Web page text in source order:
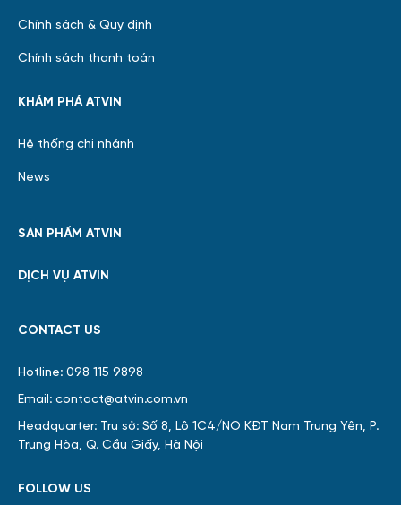
Chính sách & Quy định
Chính sách thanh toán
KHÁM PHÁ ATVIN
Hệ thống chi nhánh
News
SẢN PHẨM ATVIN
DỊCH VỤ ATVIN
CONTACT US
Hotline: 098 115 9898
Email: contact@atvin.com.vn
Headquarter: Trụ sở: Số 8, Lô 1C4/NO KĐT Nam Trung Yên, P.
Trung Hòa, Q. Cầu Giấy, Hà Nội
FOLLOW US